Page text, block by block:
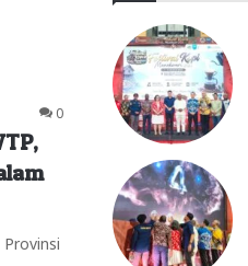
0
Provinsi